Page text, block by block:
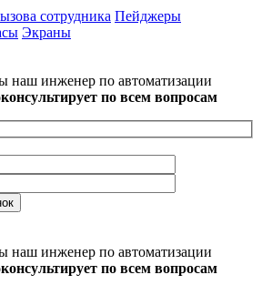
сотрудника Пейджеры
Экраны
наш инженер по автоматизации
по всем вопросам
наш инженер по автоматизации
по всем вопросам